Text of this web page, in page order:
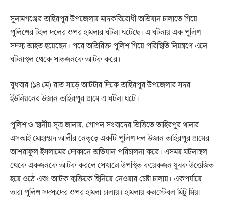
সুনামগঞ্জের তাহিরপুর উপজেলায় মাদকবিরোধী অভিযান চালাতে গিয়ে
পুলিশের টহল দলের ওপর হামলার ঘটনা ঘটেছে। এ ঘটনায় এক পুলিশ
সদস্য আহত হয়েছেন। পরে অতিরিক্ত পুলিশ গিয়ে পরিস্থিতি নিয়ন্ত্রণে এনে
ঘটনাস্থল থেকে সাতজনকে আটক করে।
বুধবার (১৪ মে) রাত সাড়ে আটটার দিকে তাহিরপুর উপজেলার সদর
ইউনিয়নের উজান তাহিরপুর গ্রামে এ ঘটনা ঘটে।
পুলিশ ও স্থানীয় সূত্র জানায়, গোপন সংবাদের ভিত্তিতে তাহিরপুর থানার
এসআই মোহাম্মদ আলীর নেতৃত্বে একটি পুলিশ দল উজান তাহিরপুর গ্রামের
আশরাফুল ইসলামের দোকানে অভিযান পরিচালনা করে। এসময় ঘটনাস্থল
থেকে একজনকে আটক করলে সেখানে উপস্থিত কয়েকজন যুবক উত্তেজিত
হয়ে ওঠে এবং আটক ব্যক্তিকে ছিনিয়ে নেওয়ার চেষ্টা চালায়। একপর্যায়ে
তারা পুলিশ সদস্যদের ওপর হামলা চালায়। হামলায় কনস্টেবল মিটু মিয়া